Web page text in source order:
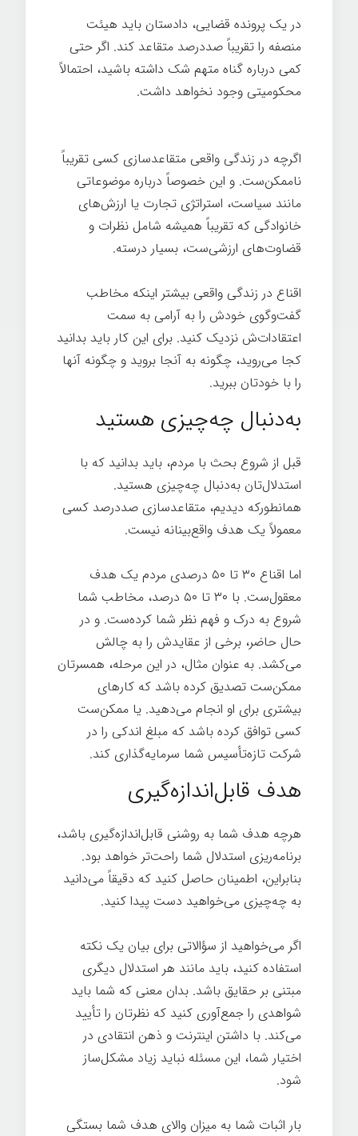
در یک پرونده قضایی، دادستان باید هیئت
منصفه را تقریباً صددرصد متقاعد کند. اگر حتی
کمی درباره گناه متهم شک داشته باشید، احتمالاً
محکومیتی وجود نخواهد داشت.
اگرچه در زندگی واقعی متقاعدسازی کسی تقریباً
ناممکن‌ست. و این خصوصاً درباره موضوعاتی
مانند سیاست، استراتژی تجارت یا ارزش‌های
خانوادگی که تقریباً همیشه شامل نظرات و
قضاوت‌های ارزشی‌ست، بسیار درسته.
اقناع در زندگی واقعی بیشتر اینکه مخاطب
گفت‌وگوی خودش را به آرامی به سمت
اعتقادات‌ش نزدیک کنید. برای این کار باید بدانید
کجا می‌روید، چگونه به آنجا بروید و چگونه آنها
را با خودتان ببرید.
به‌دنبال چه‌چیزی هستید
قبل از شروع بحث با مردم، باید بدانید که با
استدلال‌تان به‌دنبال چه‌چیزی هستید.
همانطورکه دیدیم، متقاعدسازی صددرصد کسی
معمولاً یک هدف واقع‌بینانه نیست.
اما اقناع ۳۰ تا ۵۰ درصدی مردم یک هدف
معقول‌ست. با ۳۰ تا ۵۰ درصد، مخاطب شما
شروع به درک و فهم نظر شما کرده‌ست. و در
حال حاضر، برخی از عقایدش را به چالش
می‌کشد. به عنوان مثال، در این مرحله، همسرتان
ممکن‌ست تصدیق کرده باشد که کارهای
بیشتری برای او انجام می‌دهید. یا ممکن‌ست
کسی توافق کرده باشد که مبلغ اندکی را در
شرکت تازه‌تأسیس شما سرمایه‌گذاری کند.
هدف قابل‌اندازه‌گیری
هرچه هدف شما به روشنی قابل‌اندازه‌گیری باشد،
برنامه‌ریزی استدلال شما راحت‌تر خواهد بود.
بنابراین، اطمینان حاصل کنید که دقیقاً می‌دانید
به چه‌چیزی می‌خواهید دست پیدا کنید.
اگر می‌خواهید از سؤالاتی برای بیان یک نکته
استفاده کنید، باید مانند هر استدلال دیگری
مبتنی بر حقایق باشد. بدان معنی که شما باید
شواهدی را جمع‌آوری کنید که نظرتان را تأیید
می‌کند. با داشتن اینترنت و ذهن انتقادی در
اختیار شما، این مسئله نباید زیاد مشکل‌ساز
شود.
بار اثبات شما به میزان والای هدف شما بستگی